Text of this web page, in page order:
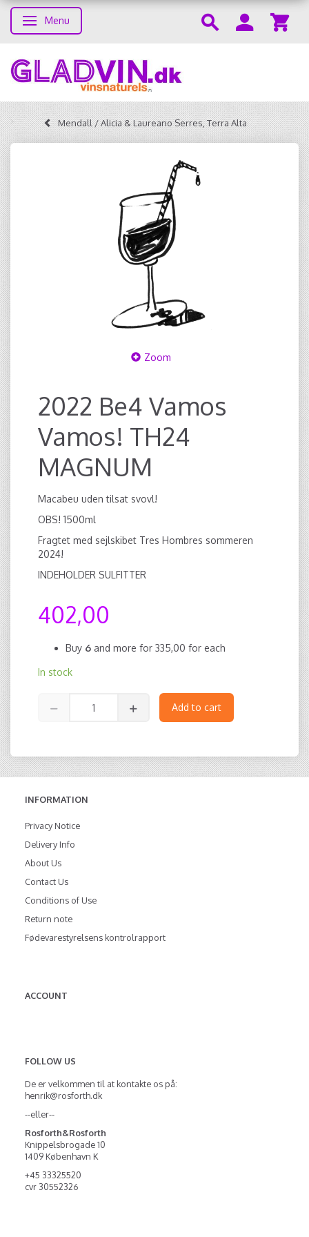
Toggle navigation
Menu
Mendall / Alicia & Laureano Serres, Terra Alta
Zoom
2022 Be4 Vamos
Vamos! TH24
MAGNUM
Macabeu uden tilsat svovl!
OBS! 1500ml
Fragtet med sejlskibet Tres Hombres sommeren
2024!
INDEHOLDER SULFITTER
402,00
Buy 6 and more for 335,00 for each
In stock
Add to cart
INFORMATION
Privacy Notice
Delivery Info
About Us
Contact Us
Conditions of Use
Return note
Fødevarestyrelsens kontrolrapport
ACCOUNT
FOLLOW US
De er velkommen til at kontakte os på:
henrik@rosforth.dk
--eller--
Rosforth&Rosforth
Knippelsbrogade 10
1409 København K
+45 33325520
cvr 30552326